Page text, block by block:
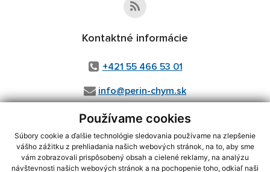
Používame cookies
Súbory cookie a ďalšie technológie sledovania používame na zlepšenie
vášho zážitku z prehliadania našich webových stránok, na to, aby sme
vám zobrazovali prispôsobený obsah a cielené reklamy, na analýzu
návštevnosti našich webových stránok a na pochopenie toho, odkiaľ naši
Kontaktné informácie
+421 55 466 53 01
info@perin-chym.sk
Posledná aktualizácia:07.08.2026